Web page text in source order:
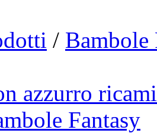
/ Bambole
azzurro ricami
Fantasy